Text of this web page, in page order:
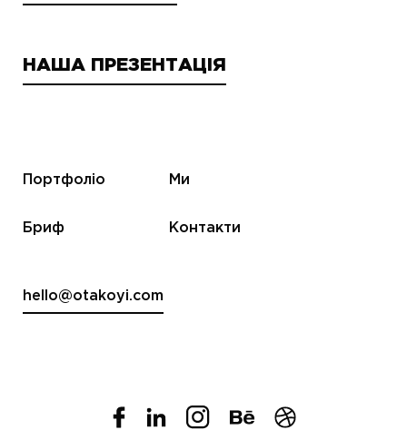
НАША ПРЕЗЕНТАЦІЯ
Портфоліо
Бриф
Ми
Контакти
hello@otakoyi.com